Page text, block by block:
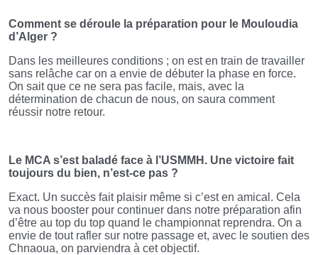
Comment se déroule la préparation pour le Mouloudia
d’Alger ?
Dans les meilleures conditions ; on est en train de travailler
sans relâche car on a envie de débuter la phase en force.
On sait que ce ne sera pas facile, mais, avec la
détermination de chacun de nous, on saura comment
réussir notre retour.
Le MCA s’est baladé face à l’USMMH. Une victoire fait
toujours du bien, n’est-ce pas ?
Exact. Un succès fait plaisir même si c’est en amical. Cela
va nous booster pour continuer dans notre préparation afin
d’être au top du top quand le championnat reprendra. On a
envie de tout rafler sur notre passage et, avec le soutien des
Chnaoua, on parviendra à cet objectif.